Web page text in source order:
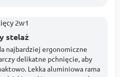
stelaż
najbardziej ergonomiczne
delikatne pchnięcie, aby
Lekka aluminiowa rama